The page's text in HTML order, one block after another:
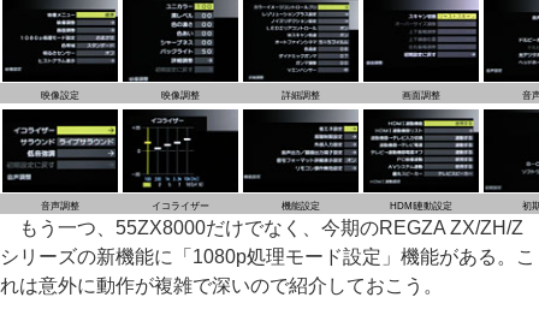
映像設定 映像調整 詳細調整 画面調整 音
音声調整 イコライザー 機能設定 HDMI連動設定 初
もう一つ、55ZX8000だけでなく、今期のREGZA ZX/ZH/Z
シリーズの新機能に「1080p処理モード設定」機能がある。こ
れは意外に動作が複雑で深いので紹介しておこう。